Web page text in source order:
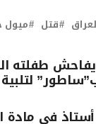
قتل
طفلته
في مادة